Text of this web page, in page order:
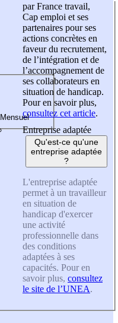
par France travail,
Cap emploi et ses
partenaires pour ses
actions concrètes en
faveur du recrutement,
de l’intégration et de
l’accompagnement de
ses collaborateurs en
situation de handicap.
Pour en savoir plus,
consultez cet article.
Entreprise adaptée
Qu'est-ce qu'une
entreprise adaptée
?
L'entreprise adaptée
permet à un travailleur
en situation de
handicap d'exercer
une activité
professionnelle dans
des conditions
adaptées à ses
capacités. Pour en
savoir plus, consultez
le site de l’UNEA.